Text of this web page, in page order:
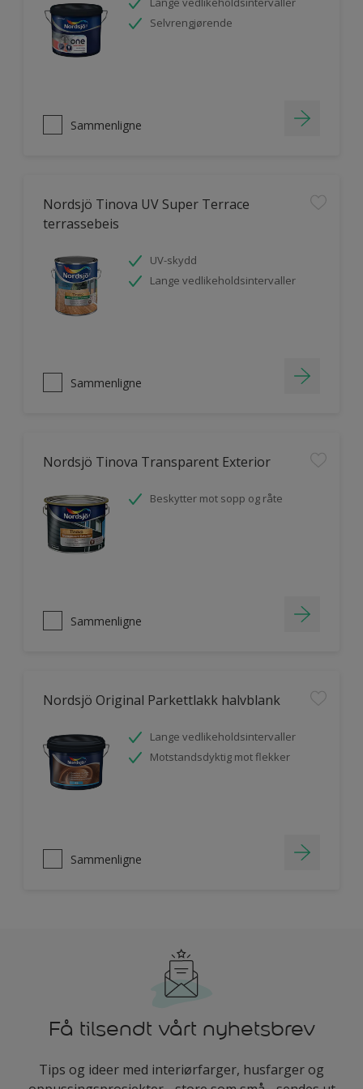
Selvrengjørende
Sammenligne
Nordsjö Tinova UV Super Terrace
terrassebeis
UV-skydd
Lange vedlikeholdsintervaller
Sammenligne
Nordsjö Tinova Transparent Exterior
Beskytter mot sopp og råte
Sammenligne
Nordsjö Original Parkettlakk halvblank
Lange vedlikeholdsintervaller
Motstandsdyktig mot flekker
Sammenligne
Få tilsendt vårt nyhetsbrev
Tips og ideer med interiørfarger, husfarger og